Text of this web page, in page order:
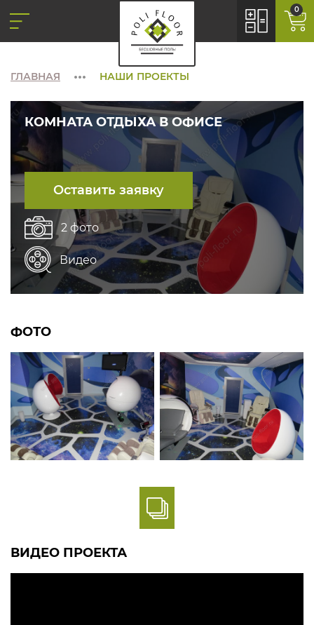
0
ГЛАВНАЯ НАШИ ПРОЕКТЫ
КОМНАТА ОТДЫХА В ОФИСЕ
Оставить заявку
2 фото
Видео
ФОТО
ВИДЕО ПРОЕКТА